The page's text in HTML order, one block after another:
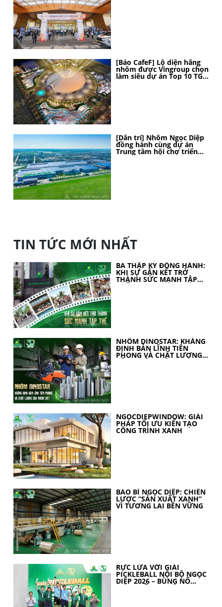
[Báo CafeF] Lộ diện hãng
nhôm được Vingroup chọn
làm siêu dự án Top 10 TG,
[Dân trí] Nhôm Ngọc Diệp
đồng hành cùng dự án
Trung tâm hội chợ triển
TIN TỨC MỚI NHẤT
BA THẬP KỶ ĐỒNG HÀNH:
KHI SỰ GẮN KẾT TRỞ
THÀNH SỨC MẠNH TẬP
NHÔM DINOSTAR: KHẲNG
ĐỊNH BẢN LĨNH TIÊN
PHONG VÀ CHẤT LƯỢNG
CỦA NHÔM VIỆT
NGOCDIEPWINDOW: GIẢI
PHÁP TỐI ƯU KIẾN TẠO
CÔNG TRÌNH XANH
BAO BÌ NGỌC DIỆP: CHIẾN
LƯỢC “SẢN XUẤT XANH”
VÌ TƯƠNG LAI BỀN VỮNG
RỰC LỬA VỚI GIẢI
PICKLEBALL NỘI BỘ NGỌC
DIỆP 2026 – BÙNG NỔ
TINH THẦN 30 NĂM